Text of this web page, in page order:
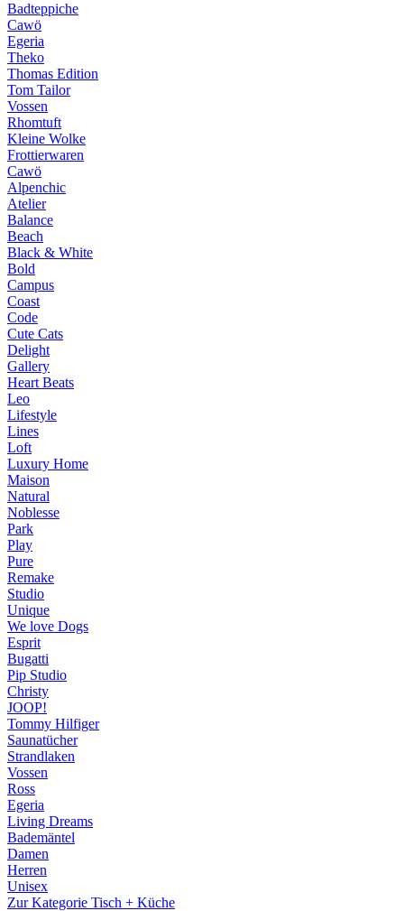
Badteppiche
Cawö
Egeria
Theko
Thomas Edition
Tom Tailor
Vossen
Rhomtuft
Kleine Wolke
Frottierwaren
Cawö
Alpenchic
Atelier
Balance
Beach
Black & White
Bold
Campus
Coast
Code
Cute Cats
Delight
Gallery
Heart Beats
Leo
Lifestyle
Lines
Loft
Luxury Home
Maison
Natural
Noblesse
Park
Play
Pure
Remake
Studio
Unique
We love Dogs
Esprit
Bugatti
Pip Studio
Christy
JOOP!
Tommy Hilfiger
Saunatücher
Strandlaken
Vossen
Ross
Egeria
Living Dreams
Bademäntel
Damen
Herren
Unisex
Zur Kategorie Tisch + Küche